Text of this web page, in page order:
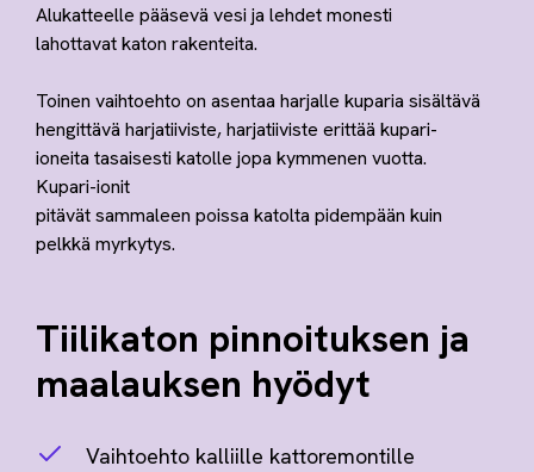
Alukatteelle pääsevä vesi ja lehdet monesti
lahottavat katon rakenteita.
Toinen vaihtoehto on asentaa harjalle kuparia sisältävä
hengittävä harjatiiviste, harjatiiviste erittää kupari-
ioneita tasaisesti katolle jopa kymmenen vuotta.
Kupari-ionit
pitävät sammaleen poissa katolta pidempään kuin
pelkkä myrkytys.
Tiilikaton pinnoituksen ja
maalauksen hyödyt
Vaihtoehto kalliille kattoremontille